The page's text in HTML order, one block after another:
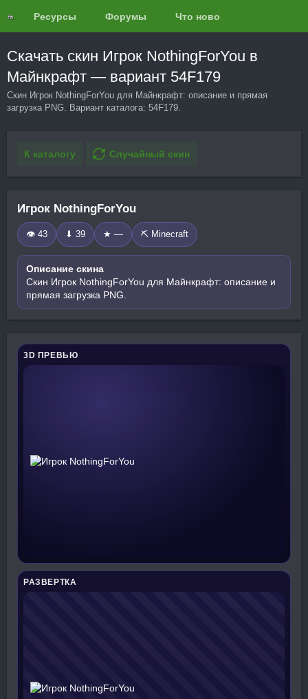
Ресурсы Форумы Что нового?
Скачать скин Игрок NothingForYou в
Майнкрафт — вариант 54F179
Скин Игрок NothingForYou для Майнкрафт: описание и прямая
загрузка PNG. Вариант каталога: 54F179.
К каталогу Случайный скин
Игрок NothingForYou
👁 43 ⬇ 39 ★ — ⛏️ Minecraft
Описание скина
Скин Игрок NothingForYou для Майнкрафт: описание и
прямая загрузка PNG.
3D ПРЕВЬЮ
РАЗВЕРТКА